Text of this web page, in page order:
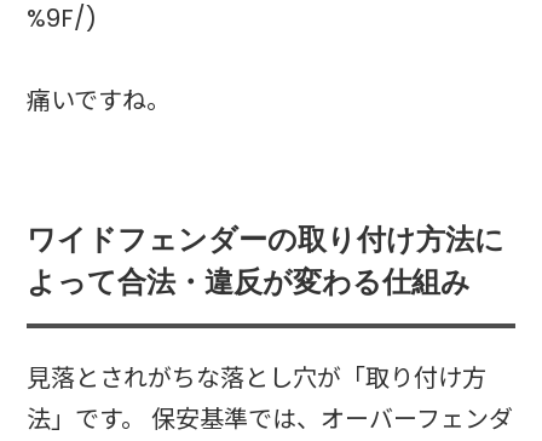
%9F/)
痛いですね。
ワイドフェンダーの取り付け方法に
よって合法・違反が変わる仕組み
見落とされがちな落とし穴が「取り付け方
法」です。 保安基準では、オーバーフェンダ